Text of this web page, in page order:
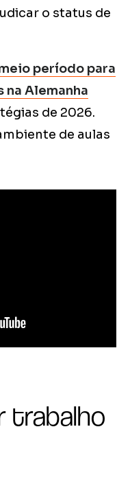
o status de
período para
Alemanha
de 2026.
de aulas
trabalho